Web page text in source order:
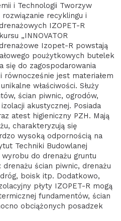
i Technologii Tworzyw
recyklingu i
IZOPET-R
„INNOVATOR
drenażowe Izopet-R powstają
poużytkowych butelek
się do zagospodarowania
jest materiałem
właściwości. Służy
ścian piwnic, ogrodów,
akustycznej. Posiada
atest higieniczny PZH. Mają
charakteryzują się
wysoką odpornością na
Techniki Budowlanej
do drenażu gruntu
ścian piwnic, drenażu
boisk itp. Dodatkowo,
płyty IZOPET-R mogą
fundamentów, ścian
obciążonych posadzek